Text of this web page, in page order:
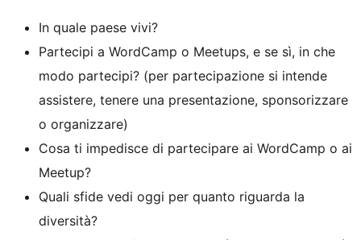
In quale paese vivi?
Partecipi a WordCamp o Meetups, e se sì, in che
modo partecipi? (per partecipazione si intende
assistere, tenere una presentazione, sponsorizzare
o organizzare)
Cosa ti impedisce di partecipare ai WordCamp o ai
Meetup?
Quali sfide vedi oggi per quanto riguarda la
diversità?